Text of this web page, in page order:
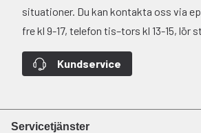
situationer. Du kan kontakta oss via
fre kl 9-17, telefon tis–tors kl 13-15, lör
Kundservice
Servicetjänster